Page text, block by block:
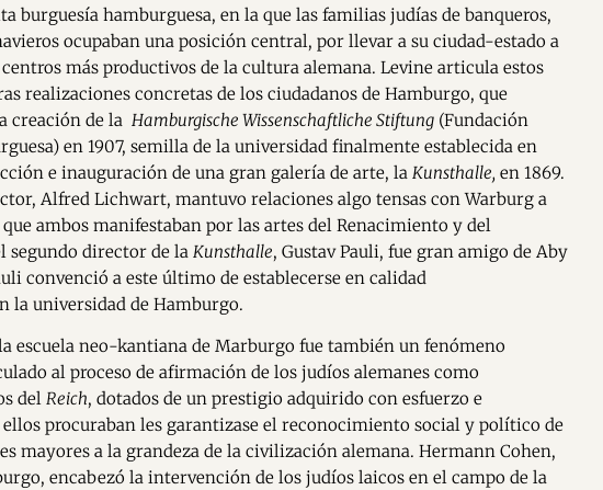
burguesía hamburguesa, en la que las familias judías de banqueros,
ocupaban una posición central, por llevar a su ciudad-estado a
más productivos de la cultura alemana. Levine articula estos
realizaciones concretas de los ciudadanos de Hamburgo, que
creación de la Hamburgische Wissenschaftliche Stiftung (Fundación
en 1907, semilla de la universidad finalmente establecida en
e inauguración de una gran galería de arte, la Kunsthalle, en 1869.
Alfred Lichwart, mantuvo relaciones algo tensas con Warburg a
ambos manifestaban por las artes del Renacimiento y del
segundo director de la Kunsthalle, Gustav Pauli, fue gran amigo de Aby
convenció a este último de establecerse en calidad
la universidad de Hamburgo.
escuela neo-kantiana de Marburgo fue también un fenómeno
al proceso de afirmación de los judíos alemanes como
delReich, dotados de un prestigio adquirido con esfuerzo e
procuraban les garantizase el reconocimiento social y político de
mayores a la grandeza de la civilización alemana. Hermann Cohen,
encabezó la intervención de los judíos laicos en el campo de la